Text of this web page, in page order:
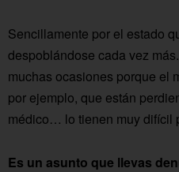
Sencillamente por el estado
despoblándose cada vez
muchas ocasiones porque el
por ejemplo, que están
médico… lo tienen muy difícil
Es un asunto que llevas